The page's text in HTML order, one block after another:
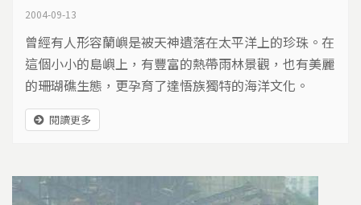
2004-09-13
曾經有人形容蘭嶼是被天神遺落在太平洋上的珍珠。在
這個小小的島嶼上，有豐富的熱帶雨林景觀，也有美麗
的珊瑚礁生態，更孕育了達悟族獨特的海洋文化。
閱讀更多